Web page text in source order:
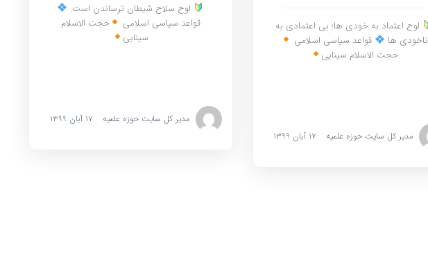
لوح اعتماد به خودی ها؛ بی اعتمادی به
ناخودی ها
قواعد سیاسی اسلامی
حجت الاسلام سینایی
مدیر کل سایت حوزه علمیه
لوح سلاح شیطان ترساندن است.
قواعد سیاسی اسلامی
حجت الاسلام
سینایی
مدیر کل سایت حوزه علمیه